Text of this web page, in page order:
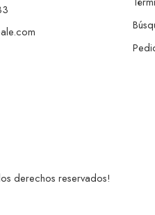
derechos reservados!